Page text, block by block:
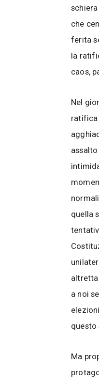
che
ferita
la
caos,
Nel
ratifica
quella
a noi
questo
Ma